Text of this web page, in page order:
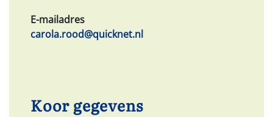
E-mailadres
carola.rood@quicknet.nl
Koor gegevens